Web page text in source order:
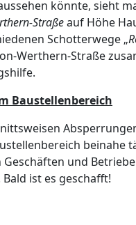
könnte, sieht
Straßeauf Höhe
Schotterwege „
Werthern-Straße
Baustellenbereich
beinahe
und
Bald ist es geschafft!